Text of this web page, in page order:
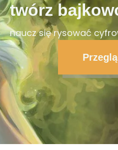
twórz
naucz się rysować